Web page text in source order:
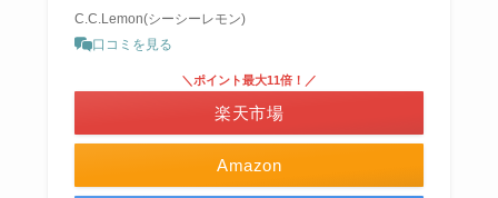
C.C.Lemon(シーシーレモン)
口コミを見る
Amazon
＼ポイント最大11倍！／
楽天市場